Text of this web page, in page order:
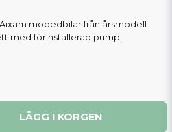
mopedbilar från årsmodell
med förinstallerad pump.
LÄGG I KORGEN